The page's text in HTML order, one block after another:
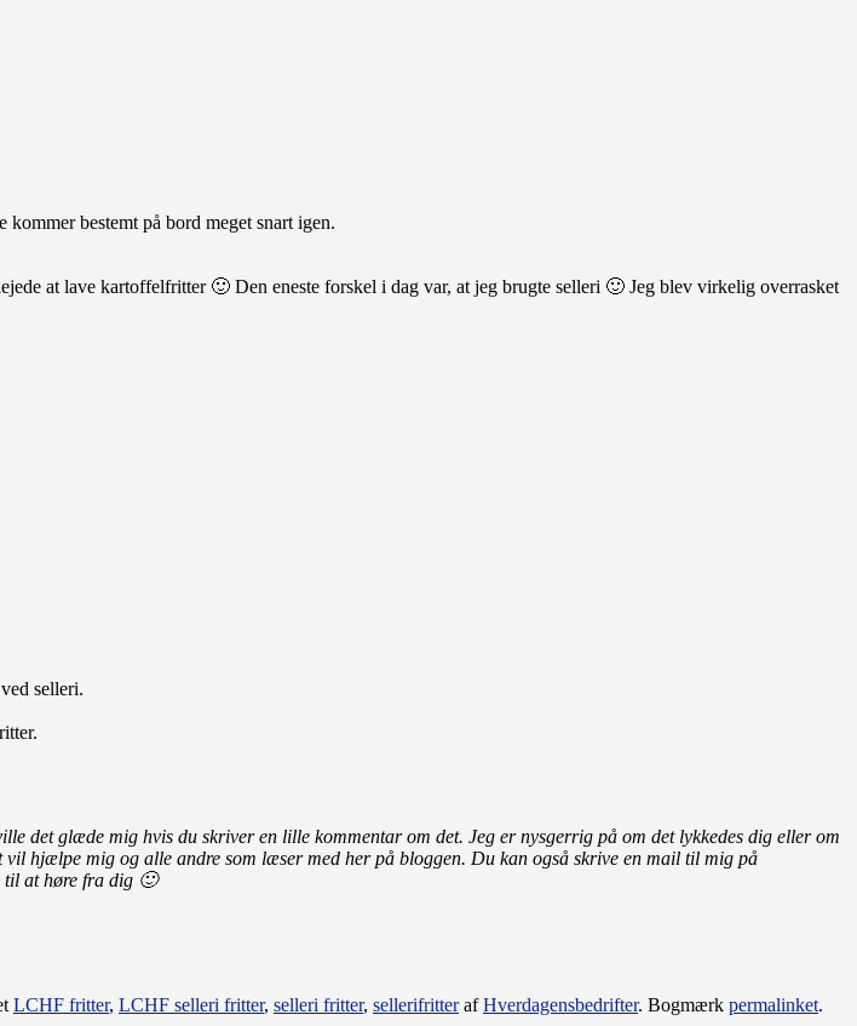
bestemt på bord meget snart igen.
at lave kartoffelfritter 🙂 Den eneste forskel i dag var, at jeg brugte selleri 🙂 Jeg blev virkelig overrasket
selleri.
det glæde mig hvis du skriver en lille kommentar om det. Jeg er nysgerrig på om det lykkedes dig eller om
hjælpe mig og alle andre som læser med her på bloggen. Du kan også skrive en mail til mig på
at høre fra dig 🙂
LCHF fritter, LCHF selleri fritter, selleri fritter, sellerifritterafHverdagensbedrifter. Bogmærk permalinket.